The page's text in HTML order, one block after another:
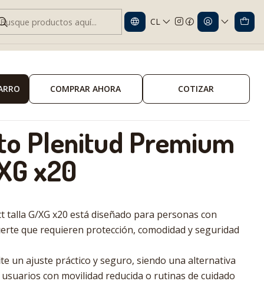
CL
Plenitud Premium Protect G/XG x20
COMPRAR AHORA COTIZAR
Plenitud Premium
x20
talla G/XG x20 está diseñado para personas con
que requieren protección, comodidad y seguridad
un ajuste práctico y seguro, siendo una alternativa
con movilidad reducida o rutinas de cuidado